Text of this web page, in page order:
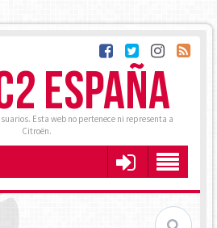
ESPAÑA
Esta web no pertenece ni representa a
Citroën.